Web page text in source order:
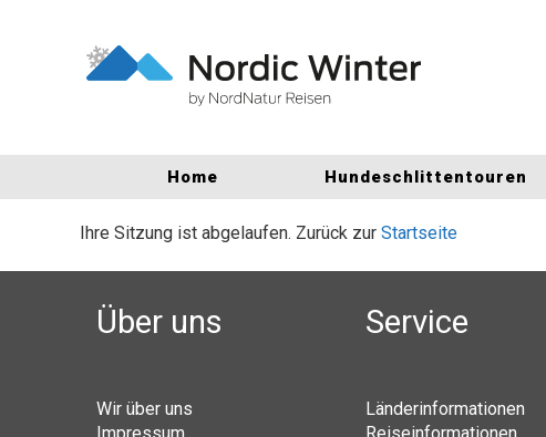
Home Hundeschlittentouren
Ihre Sitzung ist abgelaufen. Zurück zur Startseite
Über uns
Wir über uns
Service
Länderinformationen